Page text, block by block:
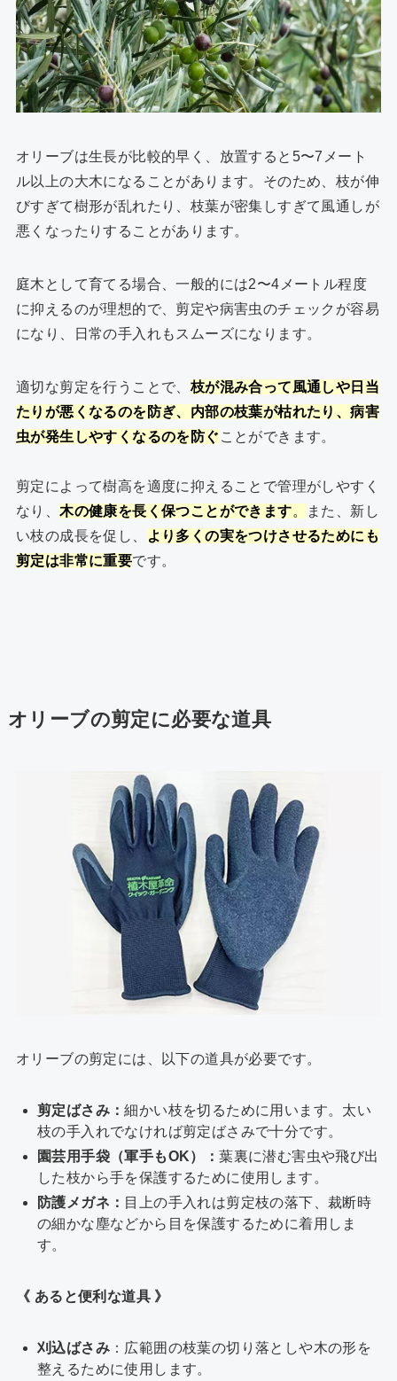
オリーブは生長が比較的早く、放置すると5〜7メート
ル以上の大木になることがあります。そのため、枝が伸
びすぎて樹形が乱れたり、枝葉が密集しすぎて風通しが
悪くなったりすることがあります。
庭木として育てる場合、一般的には2〜4メートル程度
に抑えるのが理想的で、剪定や病害虫のチェックが容易
になり、日常の手入れもスムーズになります。
適切な剪定を行うことで、 枝が混み合って風通しや日当
たりが悪くなるのを防ぎ、内部の枝葉が枯れたり、病害
虫が発生しやすくなるのを防ぐ ことができます。
剪定によって樹高を適度に抑えることで管理がしやすく
なり、木の健康を長く保つことができます。
また、新し
い枝の成長を促し、
より多くの実をつけさせるためにも
剪定は非常に重要です。
オリーブの剪定に必要な道具
オリーブの剪定には、以下の道具が必要です。
剪定ばさみ：細かい枝を切るために用います。太い
枝の手入れでなければ剪定ばさみで十分です。
園芸用手袋（軍手もOK）：葉裏に潜む害虫や飛び出
した枝から手を保護するために使用します。
防護メガネ： 目上の手入れは剪定枝の落下、裁断時
の細かな塵などから目を保護するために着用しま
す。
《 あると便利な道具 》
刈込ばさみ：広範囲の枝葉の切り落としや木の形を
整えるために使用します。